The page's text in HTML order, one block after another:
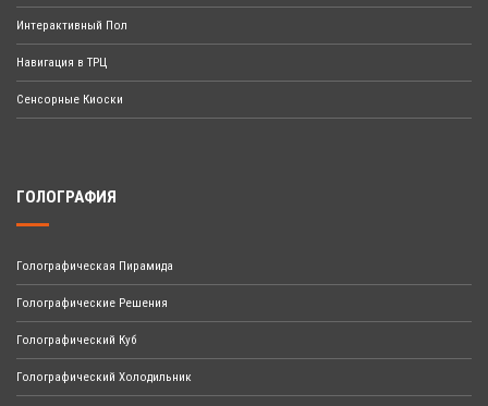
Интерактивный Пол
Навигация в ТРЦ
Сенсорные Киоски
ГОЛОГРАФИЯ
Голографическая Пирамида
Голографические Решения
Голографический Куб
Голографический Холодильник